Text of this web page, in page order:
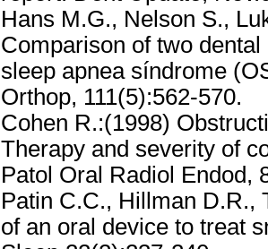
Hans M.G., Nelson S.,
Comparison of two
sleep apnea síndrome
Orthop, 111(5):562-570.
Cohen R.:(1998)
Therapy and severity of
Patol Oral Radiol Endod,
Patin C.C., Hillman D.R.,
of an oral device to treat